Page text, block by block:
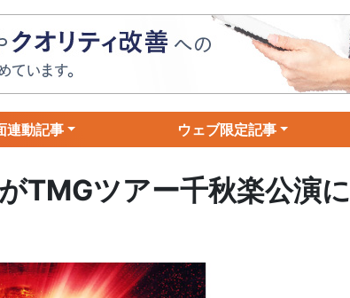
連動記事 ウェブ限定記事
TMGツアー千秋楽公演に